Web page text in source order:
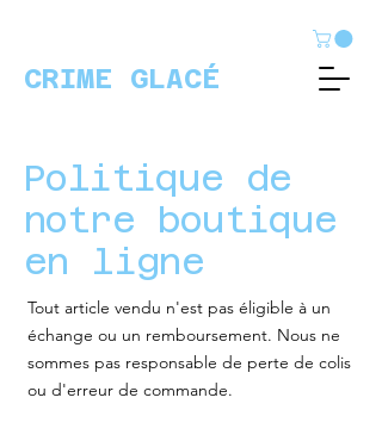
CRIME GLACÉ
Politique de
notre boutique
en ligne
Tout article vendu n'est pas éligible à un
échange ou un remboursement. Nous ne
sommes pas responsable de perte de colis
ou d'erreur de commande.